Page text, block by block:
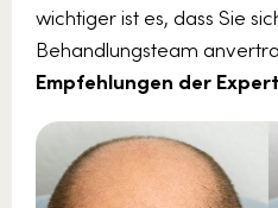
wichtiger ist es, dass Sie
Behandlungsteam
Empfehlungen der